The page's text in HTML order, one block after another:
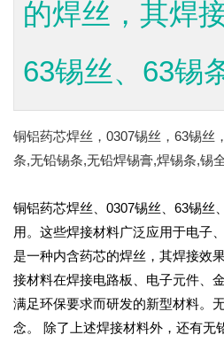
的焊丝，其焊
63锡丝、63锡
铜铝药芯焊丝，0307锡丝，63锡丝
条,无铅锡条,无铅焊锡膏,焊锡条,锡
铜铝药芯焊丝、0307锡丝、63锡丝
用。这些焊接材料广泛应用于电子
是一种内含药芯的焊丝，其焊接效
接材料在焊接电路板、电子元件、
满足环保要求而研发的新型材料。
念。 除了上述焊接材料外，还有无